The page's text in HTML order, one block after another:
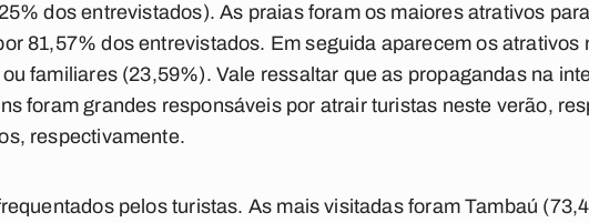
dos entrevistados). As praias foram os maiores atrativos
81,57% dos entrevistados. Em seguida aparecem os atrativos
familiares (23,59%). Vale ressaltar que as propagandas na
foram grandes responsáveis por atrair turistas neste verão,
respectivamente.
pelos turistas. As mais visitadas foram Tambaú